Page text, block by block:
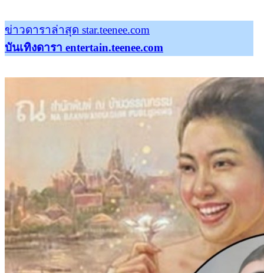
ข่าวดาราล่าสุด star.teenee.com
บันเทิงดารา entertain.teenee.com